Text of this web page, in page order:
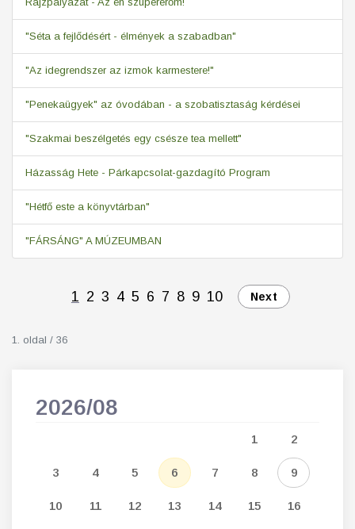
"Séta a fejlődésért - élmények a szabadban"
"Az idegrendszer az izmok karmestere!"
"Penekaügyek" az óvodában - a szobatisztaság kérdései
"Szakmai beszélgetés egy csésze tea mellett"
Házasság Hete - Párkapcsolat-gazdagító Program
"Hétfő este a könyvtárban"
"FÁRSÁNG" A MÚZEUMBAN
1 2 3 4 5 6 7 8 9 10 Next
1. oldal / 36
2026/08
1 2
3 4 5 6 7 8 9
10 11 12 13 14 15 16